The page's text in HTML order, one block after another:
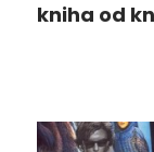
kniha od